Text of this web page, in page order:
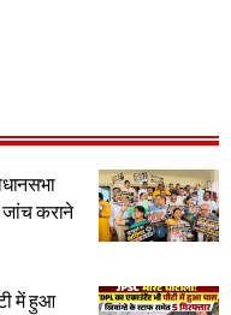
जांच कराने
में हुआ